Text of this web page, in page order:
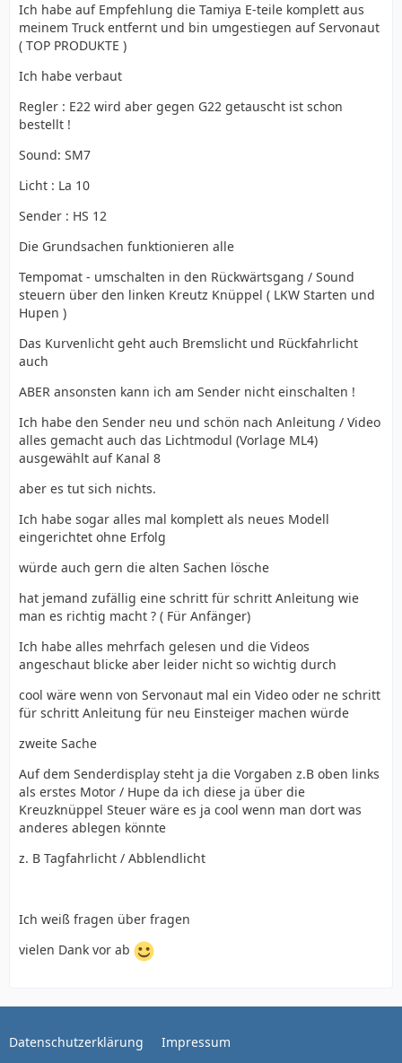
Ich habe auf Empfehlung die Tamiya E-teile komplett aus
meinem Truck entfernt und bin umgestiegen auf Servonaut
( TOP PRODUKTE )
Ich habe verbaut
Regler : E22 wird aber gegen G22 getauscht ist schon
bestellt !
Sound: SM7
Licht : La 10
Sender : HS 12
Die Grundsachen funktionieren alle
Tempomat - umschalten in den Rückwärtsgang / Sound
steuern über den linken Kreutz Knüppel ( LKW Starten und
Hupen )
Das Kurvenlicht geht auch Bremslicht und Rückfahrlicht
auch
ABER ansonsten kann ich am Sender nicht einschalten !
Ich habe den Sender neu und schön nach Anleitung / Video
alles gemacht auch das Lichtmodul (Vorlage ML4)
ausgewählt auf Kanal 8
aber es tut sich nichts.
Ich habe sogar alles mal komplett als neues Modell
eingerichtet ohne Erfolg
würde auch gern die alten Sachen lösche
hat jemand zufällig eine schritt für schritt Anleitung wie
man es richtig macht ? ( Für Anfänger)
Ich habe alles mehrfach gelesen und die Videos
angeschaut blicke aber leider nicht so wichtig durch
cool wäre wenn von Servonaut mal ein Video oder ne schritt
für schritt Anleitung für neu Einsteiger machen würde
zweite Sache
Auf dem Senderdisplay steht ja die Vorgaben z.B oben links
als erstes Motor / Hupe da ich diese ja über die
Kreuzknüppel Steuer wäre es ja cool wenn man dort was
anderes ablegen könnte
z. B Tagfahrlicht / Abblendlicht
Ich weiß fragen über fragen
vielen Dank vor ab
Datenschutzerklärung Impressum